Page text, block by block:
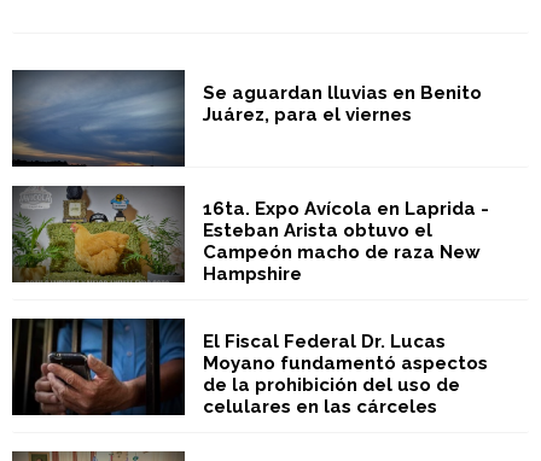
Se aguardan lluvias en Benito
Juárez, para el viernes
16ta. Expo Avícola en Laprida -
Esteban Arista obtuvo el
Campeón macho de raza New
Hampshire
El Fiscal Federal Dr. Lucas
Moyano fundamentó aspectos
de la prohibición del uso de
celulares en las cárceles